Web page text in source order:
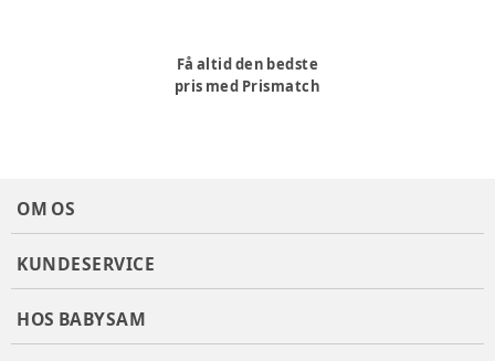
Få altid den bedste
pris med Prismatch
OM OS
KUNDESERVICE
HOS BABYSAM